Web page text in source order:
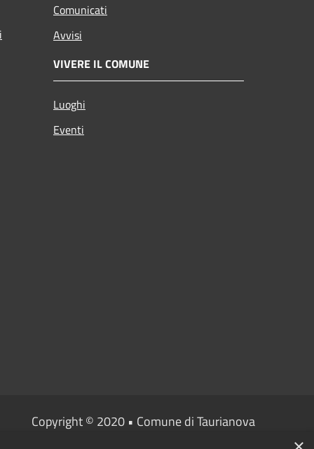
Comunicati
Avvisi
VIVERE IL COMUNE
Luoghi
Eventi
Copyright © 2020 • Comune di Taurianova